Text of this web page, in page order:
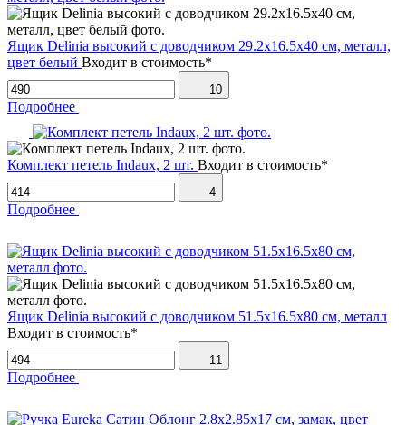
Ящик Delinia высокий с доводчиком 29.2х16.5х40 см, металл,
цвет белый Входит в стоимость*
10
Подробнее
Комплект петель Indaux, 2 шт. Входит в стоимость*
4
Подробнее
Ящик Delinia высокий с доводчиком 51.5х16.5х80 см, металл
Входит в стоимость*
11
Подробнее